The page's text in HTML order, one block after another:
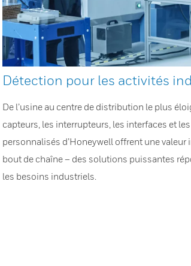
Détection pour les activités
De l’usine au centre de distribution le plus
capteurs, les interrupteurs, les interfaces et
personnalisés d’Honeywell offrent une valeur
bout de chaîne – des solutions puissantes
les besoins industriels.